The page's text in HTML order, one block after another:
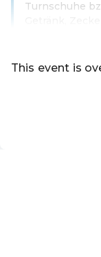
Turnschuhe
This event is